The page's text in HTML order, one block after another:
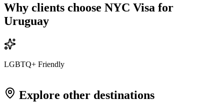
Why clients choose NYC Visa for
Uruguay
LGBTQ+ Friendly
Explore other destinations